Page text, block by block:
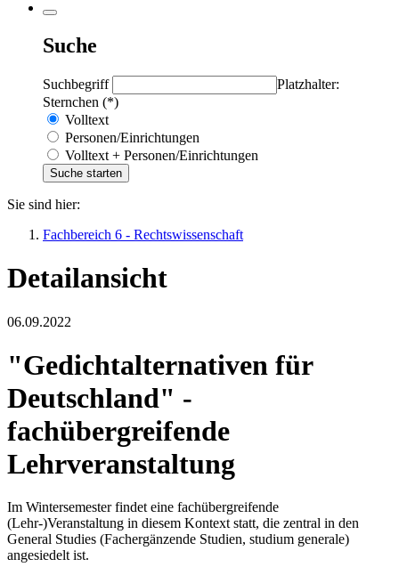
Suche
Suchbegriff
Platzhalter:
Sternchen (*)
Volltext
Personen/Einrichtungen
Volltext + Personen/Einrichtungen
Sie sind hier:
Fachbereich 6 - Rechtswissenschaft
Detailansicht
06.09.2022
"Gedichtalternativen für
Deutschland" -
fachübergreifende
Lehrveranstaltung
Im Wintersemester findet eine fachübergreifende
(Lehr-)Veranstaltung in diesem Kontext statt, die zentral in den
General Studies (Fachergänzende Studien, studium generale)
angesiedelt ist.